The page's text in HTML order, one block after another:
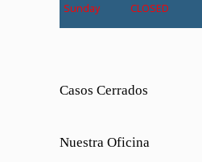
Sunday CLOSED
Casos Cerrados
Nuestra Oficina